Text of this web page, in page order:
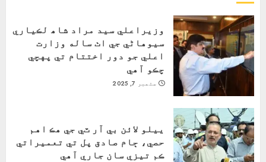
وزيراعلي سيد مراد شاھ لڪياري
سيوهاڻي جي اٺ ساله وزارت
اعلي جو دور اختتام تي پهچي
چڪو آهي
ستمبر 7, 2025
ييلو لائن بي آر ٽي جي هڪ اهم
حصي، ڄام صادق پل تي تعميراتي
ڪم تيزي سان جاري آهي